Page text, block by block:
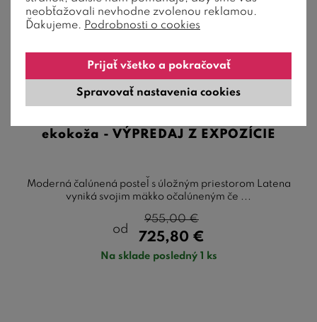
1 farby
Zvýšená čalúnená posteľ Laterna, s
ekokoža - VÝPREDAJ Z EXPOZÍCIE
Moderná čalúnená posteľ s úložným priestorom Latena
vyniká svojim mäkko očalúneným če ...
od
725,80 €
955,00€
Na sklade posledný 1 ks
neobťažovali nevhodne zvolenou reklamou.
Ďakujeme. Podrobnosti o cookies
Spravovať nastavenia cookies
Prijať všetko a pokračovať